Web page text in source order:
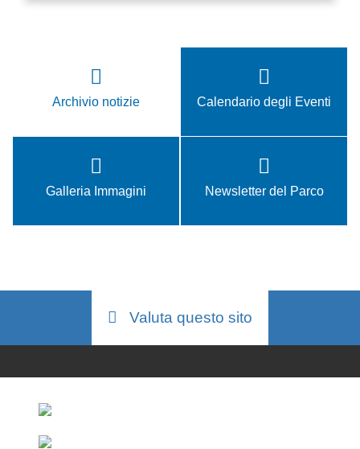
Archivio notizie Calendario degli Eventi
Galleria Immagini Newsletter del Parco
Valuta questo sito